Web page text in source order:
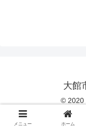
大館
© 2020
メニュー ホーム